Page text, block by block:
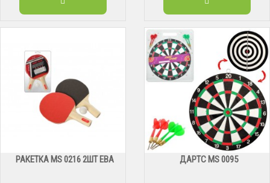
РАКЕТКА MS 0216 2ШТ ЕВА ДАРТС МS 0095